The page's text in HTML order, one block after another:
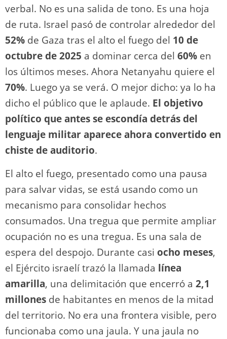
verbal. No es una salida de tono. Es una hoja
de ruta. Israel pasó de controlar alrededor del
52% de Gaza tras el alto el fuego del 10 de
octubre de 2025 a dominar cerca del 60% en
los últimos meses. Ahora Netanyahu quiere el
70%. Luego ya se verá. O mejor dicho: ya lo ha
dicho el público que le aplaude. El objetivo
político que antes se escondía detrás del
lenguaje militar aparece ahora convertido en
chiste de auditorio.
El alto el fuego, presentado como una pausa
para salvar vidas, se está usando como un
mecanismo para consolidar hechos
consumados. Una tregua que permite ampliar
ocupación no es una tregua. Es una sala de
espera del despojo. Durante casi ocho meses,
el Ejército israelí trazó la llamada línea
amarilla, una delimitación que encerró a 2,1
millones de habitantes en menos de la mitad
del territorio. No era una frontera visible, pero
funcionaba como una jaula. Y una jaula no